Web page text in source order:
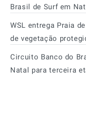
Brasil de Surf em
WSL entrega Praia
de vegetação
Circuito Banco do
Natal para terceira